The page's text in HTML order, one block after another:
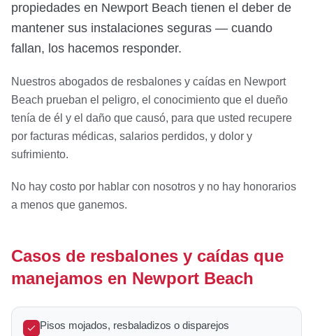
propiedades en Newport Beach tienen el deber de
mantener sus instalaciones seguras — cuando
fallan, los hacemos responder.
Nuestros abogados de resbalones y caídas en Newport
Beach prueban el peligro, el conocimiento que el dueño
tenía de él y el daño que causó, para que usted recupere
por facturas médicas, salarios perdidos, y dolor y
sufrimiento.
No hay costo por hablar con nosotros y no hay honorarios
a menos que ganemos.
Casos de resbalones y caídas que
manejamos en Newport Beach
Pisos mojados, resbaladizos o disparejos